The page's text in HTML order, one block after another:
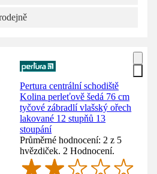
Pertura centrální schodiště
Kolina perleťově šedá 76 cm
tyčové zábradlí vlašský ořech
lakované 12 stupňů 13
stoupání
Průměrné hodnocení: 2 z 5
hvězdiček. 2 Hodnocení.